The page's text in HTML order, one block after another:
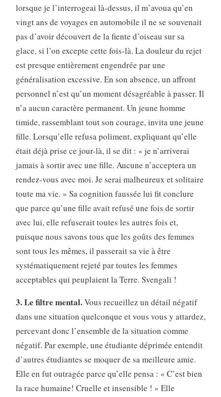
lorsque je l’interrogeai là-dessus, il m’avoua qu’en
vingt ans de voyages en automobile il ne se souvenait
pas d’avoir découvert de la fiente d’oiseau sur sa
glace, si l’on excepte cette fois-là. La douleur du rejet
est presque entièrement engendrée par une
généralisation excessive. En son absence, un affront
personnel n’est qu’un moment désagréable à passer. Il
n’a aucun caractère permanent. Un jeune homme
timide, rassemblant tout son courage, invita une jeune
fille. Lorsqu’elle refusa poliment, expliquant qu’elle
était déjà prise ce jour-là, il se dit : « je n’arriverai
jamais à sortir avec une fille. Aucune n’acceptera un
rendez-vous avec moi. Je serai malheureux et solitaire
toute ma vie. » Sa cognition faussée lui fit conclure
que parce qu’une fille avait refusé une fois de sortir
avec lui, elle refuserait toutes les autres fois et,
puisque nous savons tous que les goûts des femmes
sont tous les mêmes, il passerait sa vie à être
systématiquement rejeté par toutes les femmes
acceptables qui peuplaient la Terre. Svengali !
3. Le filtre mental.Vous recueillez un détail négatif
dans une situation quelconque et vous vous y attardez,
percevant donc l’ensemble de la situation comme
négatif. Par exemple, une étudiante déprimée entendit
d’autres étudiantes se moquer de sa meilleure amie.
Elle en fut outragée parce qu’elle pensa : « C’est bien
la race humaine! Cruelle et insensible ! » Elle